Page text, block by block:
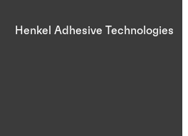
Henkel Adhesive Technologies